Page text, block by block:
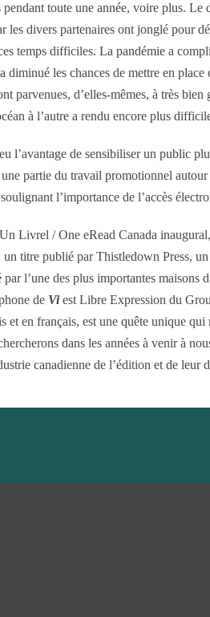
pendant toute une année, voire plus.
les divers partenaires ont jonglé pour
temps difficiles. La pandémie a
diminué les chances de mettre en
parvenues, d’elles-mêmes, à très
à l’autre a rendu encore plus
l’avantage de sensibiliser un public
partie du travail promotionnel
l’importance de l’accès
Livrel / One eRead Canada
titre publié par Thistledown Press,
l’une des plus importantes maisons
de Viest Libre Expression du
et en français, est une quête unique
dans les années à venir à
canadienne de l’édition et de